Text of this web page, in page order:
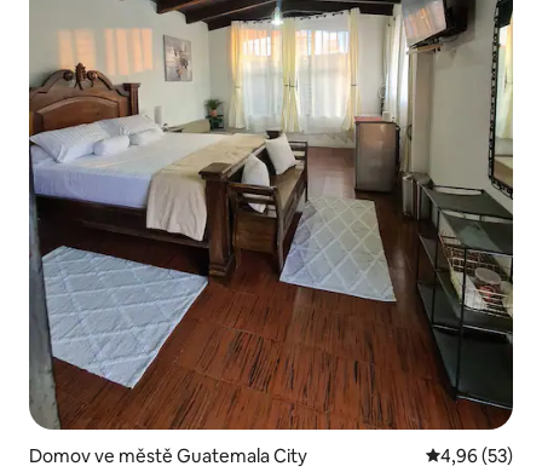
Domov ve městě Guatemala City Průměrné
4,96 (53)